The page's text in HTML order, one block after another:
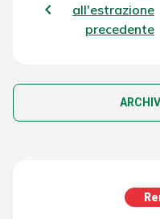
all'estrazione
precedente